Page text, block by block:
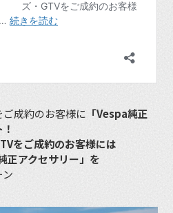
成約のお客様に 「Vespa純正
をご成約のお客様には
正アクセサリー」を